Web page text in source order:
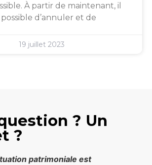
À partir de maintenant, il
d’annuler et de
19 juillet 2023
? Un
?
patrimoniale est